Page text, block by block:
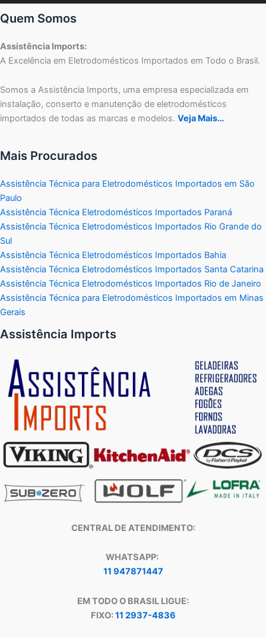
Quem Somos
Assistência Imports:
A Excelência em Eletrodomésticos Importados em Todo o Brasil.
Somos a Assistência Imports, uma empresa especializada em
instalação, conserto e manutenção de eletrodomésticos
importados de todas as marcas e modelos. Veja Mais…
Mais Procurados
Assistência Técnica para Eletrodomésticos Importados em São
Paulo
Assistência Técnica Eletrodomésticos Importados Paraná
Assistência Técnica Eletrodomésticos Importados Rio Grande do
Sul
Assistência Técnica Eletrodomésticos Importados Bahia
Assistência Técnica Eletrodomésticos Importados Santa Catarina
Assistência Técnica Eletrodomésticos Importados Rio de Janeiro
Assistência Técnica para Eletrodomésticos Importados em Minas
Gerais
Assistência Imports
CENTRAL DE ATENDIMENTO:
WHATSAPP:
11 947871447
EM TODO O BRASIL LIGUE:
FIXO:11 2937-4836